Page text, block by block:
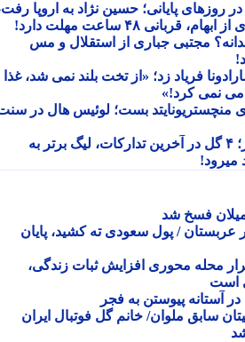
پایانی؛ حسین نژاد به اروپا رفت،
۴۸ ساعت مهلت دارد!
مجتبی جباری از استقلال و مس
فریاد زد؛ «از تخت بلند نمی شد، غذا
کرد!»
بست؛ لوئیس هال در سنت
نهایی رویایی خیبر؛ ۴ گل در آخرین تدارکات، لیگ برتر به
فسخ شد
/ پول سعودی ته کشید، پایان
محوری افزایش ثبات زندگی،
پیوستن به فجر
سابق ملوان/ خانم گل فوتبال ایران